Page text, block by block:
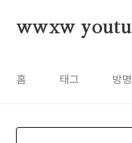
wwxw
홈 태그 방